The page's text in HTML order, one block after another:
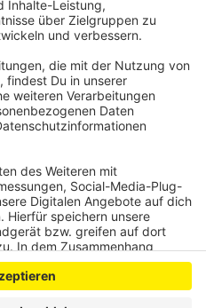
aufgegeben.